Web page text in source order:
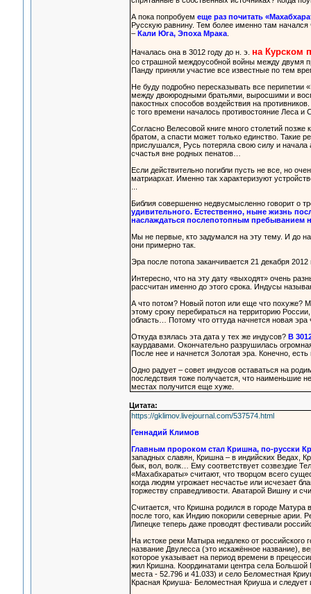
А пока попробуем еще раз почитать
Русскую равнину. Тем более именно там
– Кали Юга, Эпоха Мрака.
Началась она в 3012 году до н. э. на Курском
со страшной междоусобной войны между двумя
Панду приняли участие все известные по тем
Не буду подробно пересказывать все перипетии
между двоюродными братьями, выросшими и
пакостных способов воздействия на
с того времени началось противостояние Леса
Согласно Велесовой книге много столетий
братом, а спасти может только единство. Такие
прислушался, Русь потеряла свою силу и начала
счастья вне родных пенатов…
Если действительно погибли пусть не все, но
матриархат. Именно так характеризуют
Библия совершенно недвусмысленно говорит о
удивительного. Естественно, ныне жизнь
наслаждаться послепотопным пребыванием
Мы не первые, кто задумался на эту тему. И до
они примерно так.
Эра после потопа заканчивается 21 декабря 2012
Интересно, что на эту дату «выходят» очень
рассчитан именно до этого срока. Индусы
А что потом? Новый потоп или еще что похуже?
этому сроку перебираться на территорию
область… Потому что оттуда начнется новая
Откуда взялась эта дата у тех же индусов? В
каурдавами. Окончательно разрушилась
После нее и начнется Золотая эра. Конечно,
Одно радует – совет индусов оставаться на
последствия тоже получается, что наименьшие
местах получится еще хуже.
Цитата:
https://gklimov.livejournal.com/537574.html
Геннадий Климов
Главным пророком стал Кришна, по-русски
западных славян, Кришна – в индийских Ведах,
бык, вол, волк… Ему соответствует созвездие
«Махабхараты» считают, что творцом всего
когда людям угрожает несчастье или исчезает
торжеству справедливости. Аватарой Вишну и
Считается, что Кришна родился в городе Матура
после того, как Индию покорили северные арии.
Липецке теперь даже проводят фестивали
На истоке реки Матыра недалеко от
название Двулесса (это искажённое название),
которое указывает на период времени в
жил Кришна. Координатами центра села
места - 52.796 и 41.033) и село Беломестная
Красная Криуша- Беломестная Криуша и